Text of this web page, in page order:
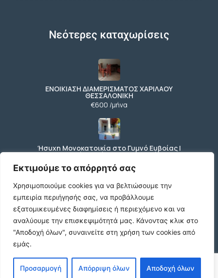
Εκτιμούμε το απόρρητό σας
Χρησιμοποιούμε cookies για να βελτιώσουμε την
εμπειρία περιήγησής σας, να προβάλλουμε
εξατομικευμένες διαφημίσεις ή περιεχόμενο και να
αναλύουμε την επισκεψιμότητά μας. Κάνοντας κλικ στο
"Αποδοχή όλων", συναινείτε στη χρήση των cookies από
εμάς.
Προσαρμογή Απόρριψη όλων Αποδοχή όλων
Νεότερες καταχωρίσεις
ΕΝΟΙΚΙΑΣΗ ΔΙΑΜΕΡΙΣΜΑΤΟΣ ΧΑΡΙΛΑΟΥ
ΘΕΣΣΑΛΟΝΙΚΗ
€600 /μήνα
Ήσυχη Μονοκατοικία στο Γυμνό Ευβοίας |
Κοντά σε Θάλασσα & Βουνό
€52 /μήνα
ΕΝΟΙΚΙΑΣΗ ΔΙΑΜΕΡΙΣΜΑΤΟΣ ΧΑΡΙΛΑΟΥ
ΘΕΣΣΑΛΟΝΙΚΗ
€600 /μήνα
Κωδικος ακινητου Μ480 καταστημα στον
Ευοσμο